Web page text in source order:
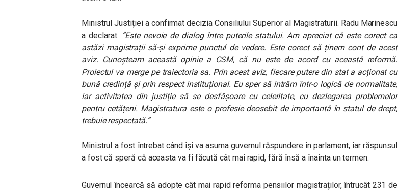
Ministrul Justiției a confirmat decizia Consiliului Superior al Magistraturii. Radu Marinescu
a declarat: “Este nevoie de dialog între puterile statului. Am apreciat că este corect ca
astăzi magistrații să-și exprime punctul de vedere. Este corect să ținem cont de acest
aviz. Cunoșteam această opinie a CSM, că nu este de acord cu această reformă.
Proiectul va merge pe traiectoria sa. Prin acest aviz, fiecare putere din stat a acționat cu
bună credință și prin respect instituțional. Eu sper să intrăm într-o logică de normalitate,
iar activitatea din justiție să se desfășoare cu celeritate, cu dezlegarea problemelor
pentru cetățeni. Magistratura este o profesie deosebit de importantă în statul de drept,
trebuie respectată.”
Ministrul a fost întrebat când își va asuma guvernul răspundere în parlament, iar răspunsul
a fost că speră că aceasta va fi făcută cât mai rapid, fără însă a înainta un termen.
Guvernul încearcă să adopte cât mai rapid reforma pensiilor magistraților, întrucât 231 de